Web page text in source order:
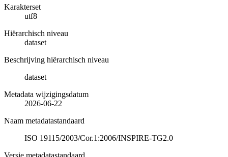
Karakterset
utf8
Hiërarchisch niveau
dataset
Beschrijving hiërarchisch niveau
dataset
Metadata wijzigingsdatum
2026-06-22
Naam metadatastandaard
ISO 19115/2003/Cor.1:2006/INSPIRE-TG2.0
Versie metadatastandaard